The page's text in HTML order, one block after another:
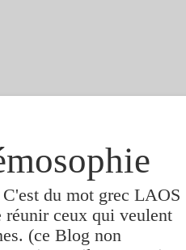
du mot grec LAOS
réunir ceux qui veulent
(ce Blog non